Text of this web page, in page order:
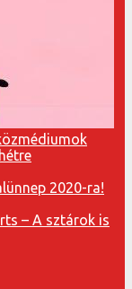
2020-ra!
– A sztárok is